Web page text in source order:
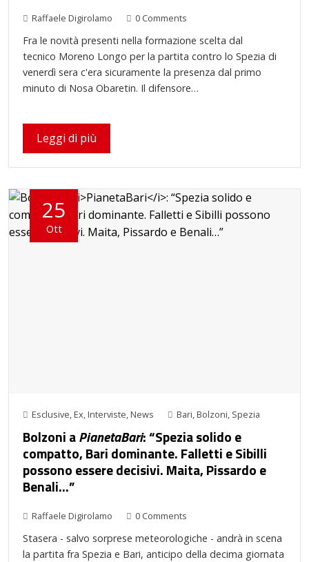
Raffaele Digirolamo 0 Comments
Fra le novità presenti nella formazione scelta dal
tecnico Moreno Longo per la partita contro lo Spezia di
venerdì sera c'era sicuramente la presenza dal primo
minuto di Nosa Obaretin. Il difensore…
Leggi di più
25
Ott
Esclusive Ex Interviste News Bari Bolzoni Spezia
Bolzoni aPianetaBari: “Spezia solido e
compatto, Bari dominante. Falletti e Sibilli
possono essere decisivi. Maita, Pissardo e
Benali…”
Raffaele Digirolamo 0 Comments
Stasera - salvo sorprese meteorologiche - andrà in scena
la partita fra Spezia e Bari, anticipo della decima giornata